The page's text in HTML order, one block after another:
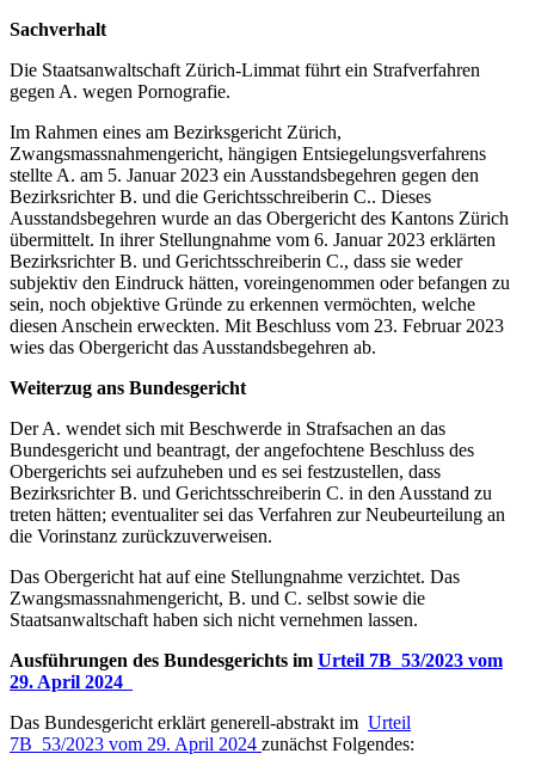
Sachverhalt
Die Staatsanwaltschaft Zürich-Limmat führt ein Strafverfahren
gegen A. wegen Pornografie.
Im Rahmen eines am Bezirksgericht Zürich,
Zwangsmassnahmengericht, hängigen Entsiegelungsverfahrens
stellte A. am 5. Januar 2023 ein Ausstandsbegehren gegen den
Bezirksrichter B. und die Gerichtsschreiberin C.. Dieses
Ausstandsbegehren wurde an das Obergericht des Kantons Zürich
übermittelt. In ihrer Stellungnahme vom 6. Januar 2023 erklärten
Bezirksrichter B. und Gerichtsschreiberin C., dass sie weder
subjektiv den Eindruck hätten, voreingenommen oder befangen zu
sein, noch objektive Gründe zu erkennen vermöchten, welche
diesen Anschein erweckten. Mit Beschluss vom 23. Februar 2023
wies das Obergericht das Ausstandsbegehren ab.
Weiterzug ans Bundesgericht
Der A. wendet sich mit Beschwerde in Strafsachen an das
Bundesgericht und beantragt, der angefochtene Beschluss des
Obergerichts sei aufzuheben und es sei festzustellen, dass
Bezirksrichter B. und Gerichtsschreiberin C. in den Ausstand zu
treten hätten; eventualiter sei das Verfahren zur Neubeurteilung an
die Vorinstanz zurückzuverweisen.
Das Obergericht hat auf eine Stellungnahme verzichtet. Das
Zwangsmassnahmengericht, B. und C. selbst sowie die
Staatsanwaltschaft haben sich nicht vernehmen lassen.
Ausführungen des Bundesgerichts im Urteil 7B_53/2023 vom
29. April 2024
Das Bundesgericht erklärt generell-abstrakt im Urteil
7B_53/2023 vom 29. April 2024 zunächst Folgendes: